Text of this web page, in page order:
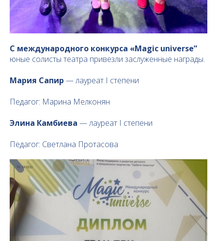
С международного конкурса «Magic universe”
юные солисты театра привезли заслуженные награды.
Мария Сапир — лауреат I степени
Педагог: Марина Мелконян
Элина Камбиева — лауреат I степени
Педагог: Светлана Протасова